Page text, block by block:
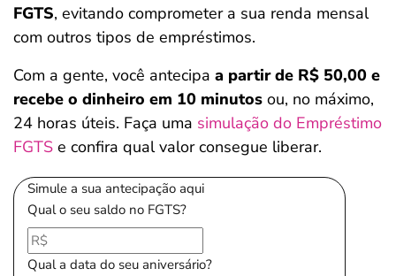
FGTS, evitando comprometer a sua renda mensal
com outros tipos de empréstimos.
Com a gente, você antecipa a partir de R$ 50,00 e
recebe o dinheiro em 10 minutos ou, no máximo,
24 horas úteis. Faça uma simulação do Empréstimo
FGTS e confira qual valor consegue liberar.
Simule a sua antecipação aqui
Qual o seu saldo no FGTS?
Qual a data do seu aniversário?